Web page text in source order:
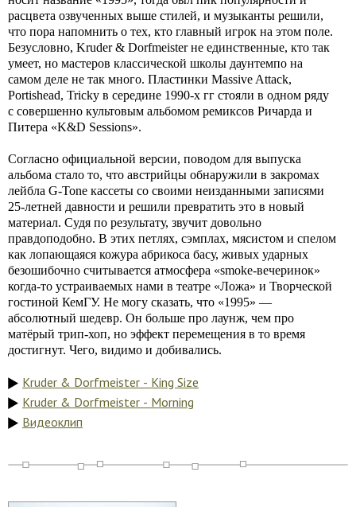
расцвета озвученных выше стилей, и музыканты решили,
что пора напомнить о тех, кто главный игрок на этом поле.
Безусловно, Kruder & Dorfmeister не единственные, кто так
умеет, но мастеров классической школы даунтемпо на
самом деле не так много. Пластинки Massive Attack,
Portishead, Tricky в середине 1990-х гг стояли в одном ряду
с совершенно культовым альбомом ремиксов Ричарда и
Питера «K&D Sessions».
Согласно официальной версии, поводом для выпуска
альбома стало то, что австрийцы обнаружили в закромах
лейбла G-Tone кассеты со своими неизданными записями
25-летней давности и решили превратить это в новый
материал. Судя по результату, звучит довольно
правдоподобно. В этих петлях, сэмплах, мясистом и спелом
как лопающаяся кожура абрикоса басу, живых ударных
безошибочно считывается атмосфера «smoke-вечеринок»
когда-то устраиваемых нами в театре «Ложа» и Творческой
гостиной КемГУ. Не могу сказать, что «1995» —
абсолютный шедевр. Он больше про лаунж, чем про
матёрый трип-хоп, но эффект перемещения в то время
достигнут. Чего, видимо и добивались.
Kruder & Dorfmeister - King Size
Kruder & Dorfmeister - Morning
Видеоклип